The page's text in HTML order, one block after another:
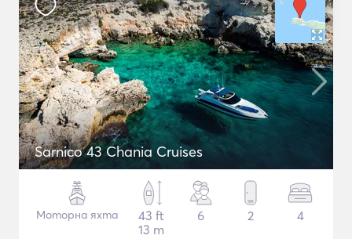
Sarnico 43 Chania Cruises
Моторна яхта
43 ft
13 m
6 2 4